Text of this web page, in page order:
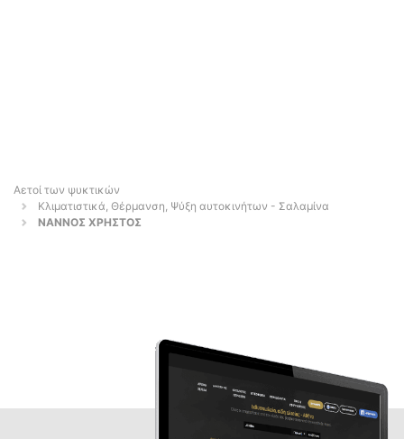
Αετοί των ψυκτικών
Κλιματιστικά, Θέρμανση, Ψύξη αυτοκινήτων - Σαλαμίνα
ΝΑΝΝΟΣ ΧΡΗΣΤΟΣ